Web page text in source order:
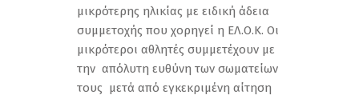
μικρότερης ηλικίας με ειδική άδεια
συμμετοχής που χορηγεί η ΕΛ.Ο.Κ. Οι
μικρότεροι αθλητές συμμετέχουν με
την απόλυτη ευθύνη των σωματείων
τους μετά από εγκεκριμένη αίτηση